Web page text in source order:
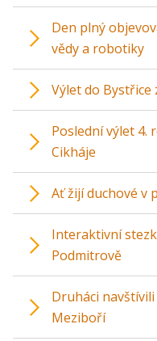
Den plný
vědy a robotiky
Výlet do Bystřice
Poslední výlet 4.
Cikháje
Ať žijí duchové v
Interaktivní
Podmitrově
Druháci
Meziboří